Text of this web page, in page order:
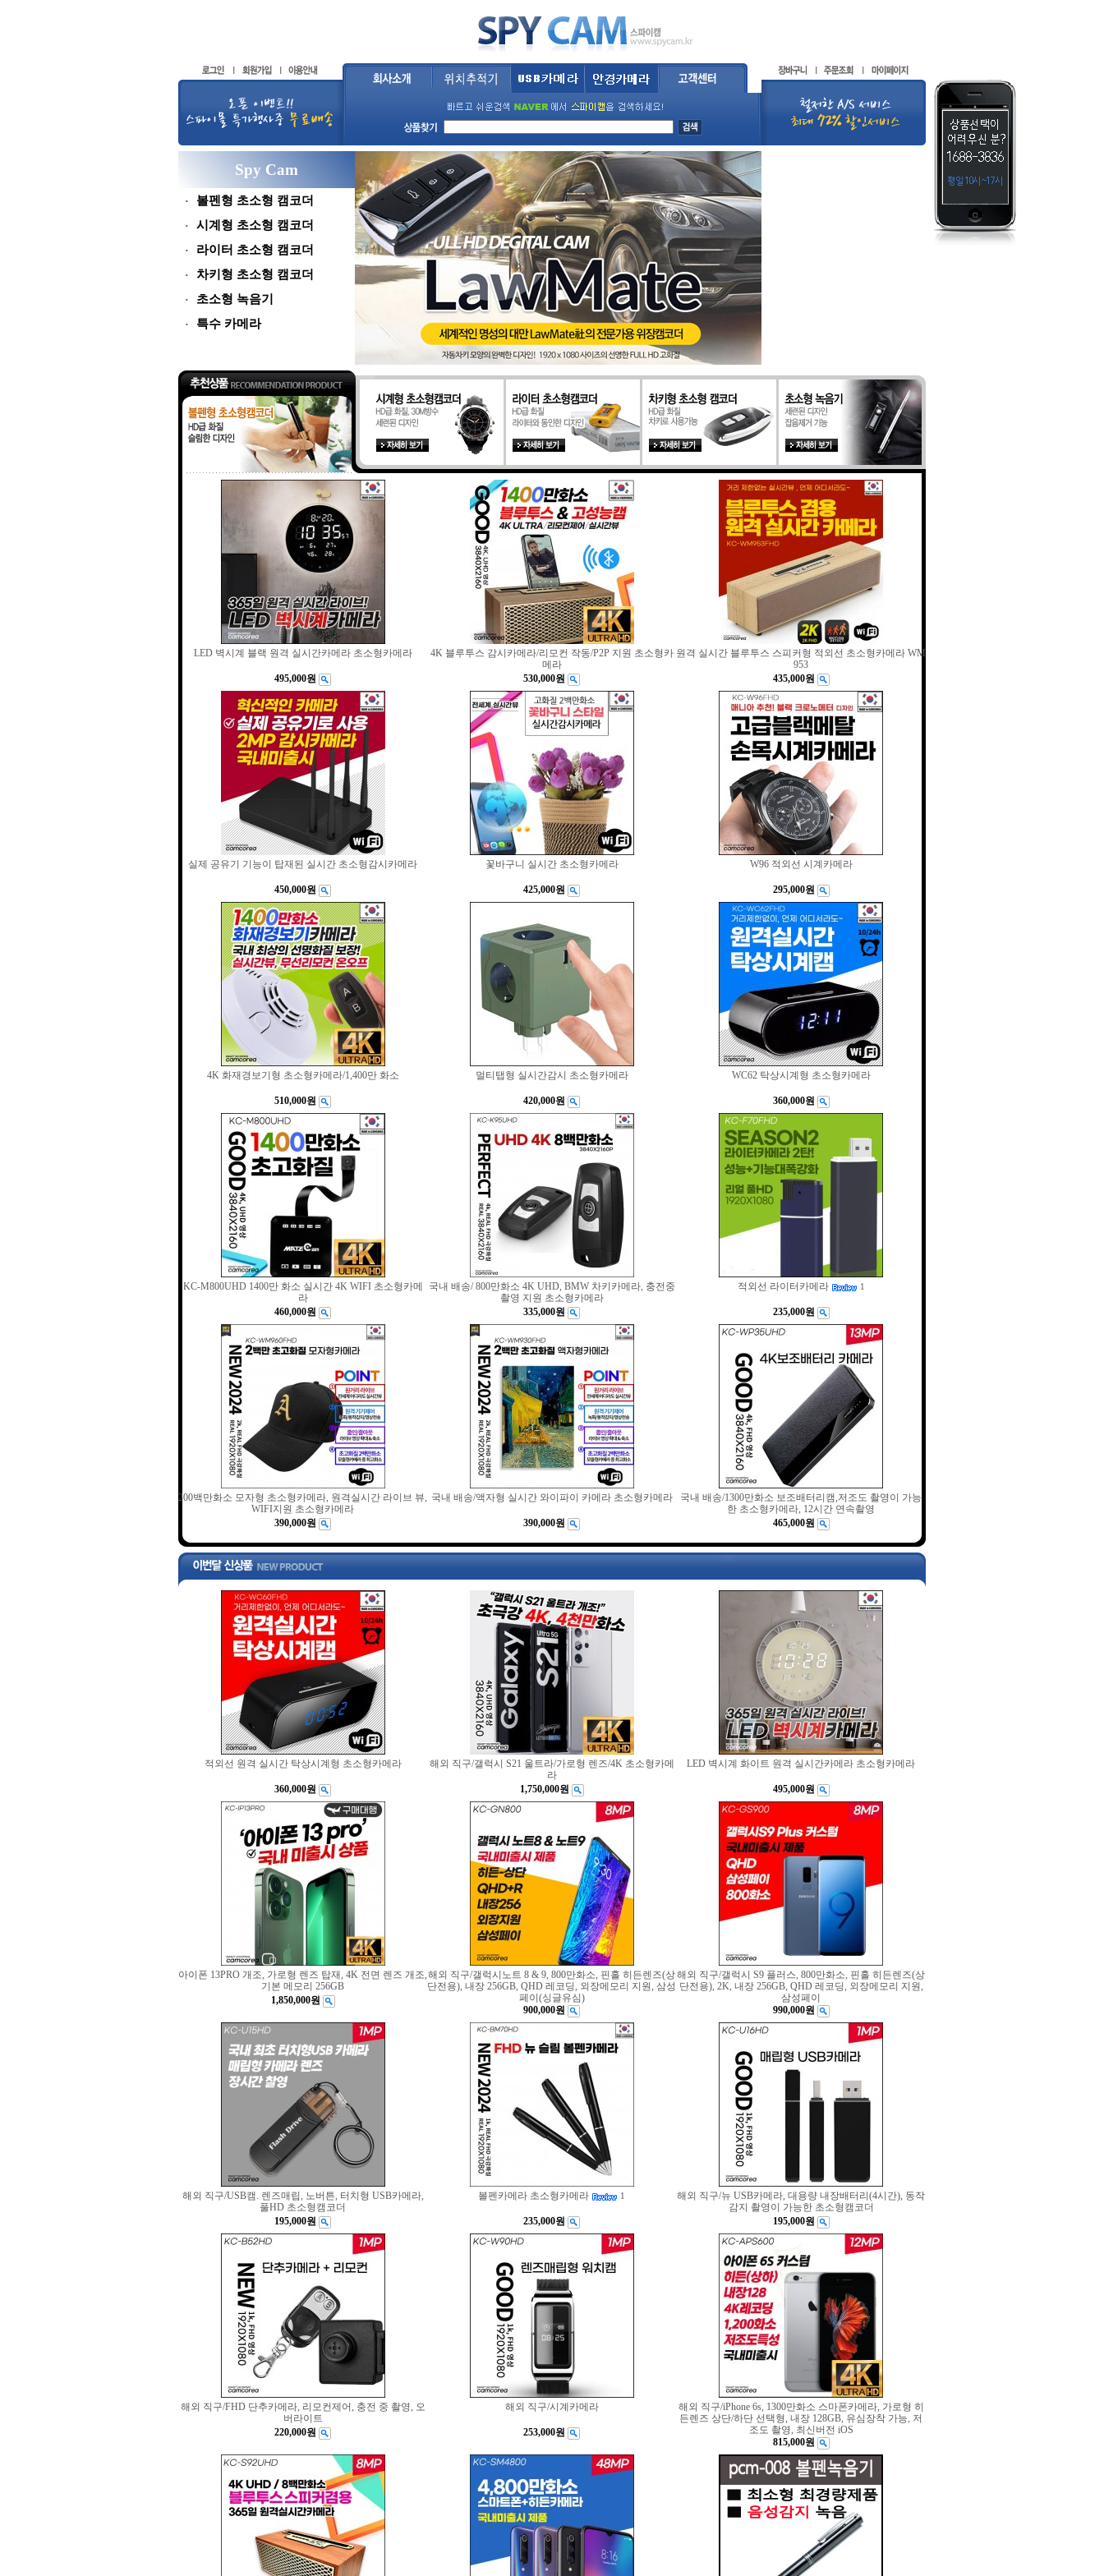
Spy Cam
볼펜형 초소형 캠코더
시계형 초소형 캠코더
라이터 초소형 캠코더
차키형 초소형 캠코더
초소형 녹음기
특수 카메라
LED 벽시계 블랙 원격 실시간카메라 초소형카메라
495,000원
4K 블루투스 감시카메라/리모컨 작동/P2P 지원 초소형카
메라
530,000원
원격 실시간 블루투스 스피커형 적외선 초소형카메라 WM
953
435,000원
실제 공유기 기능이 탑재된 실시간 초소형감시카메라
450,000원
꽃바구니 실시간 초소형카메라
425,000원
W96 적외선 시계카메라
295,000원
4K 화재경보기형 초소형카메라/1,400만 화소
510,000원
멀티탭형 실시간감시 초소형카메라
420,000원
WC62 탁상시계형 초소형카메라
360,000원
KC-M800UHD 1400만 화소 실시간 4K WIFI 초소형카메
라
460,000원
국내 배송/ 800만화소 4K UHD, BMW 차키카메라, 충전중
촬영 지원 초소형카메라
335,000원
적외선 라이터카메라 1
235,000원
200백만화소 모자형 초소형카메라, 원격실시간 라이브 뷰,
WIFI지원 초소형카메라
390,000원
국내 배송/액자형 실시간 와이파이 카메라 초소형카메라
390,000원
국내 배송/1300만화소 보조배터리캠,저조도 촬영이 가능
한 초소형카메라, 12시간 연속촬영
465,000원
적외선 원격 실시간 탁상시계형 초소형카메라
360,000원
해외 직구/갤럭시 S21 울트라/가로형 렌즈/4K 초소형카메
라
1,750,000원
LED 벽시계 화이트 원격 실시간카메라 초소형카메라
495,000원
아이폰 13PRO 개조, 가로형 렌즈 탑재, 4K 전면 렌즈 개조,
기본 메모리 256GB
1,850,000원
해외 직구/갤럭시노트 8 & 9, 800만화소, 핀홀 히든렌즈(상
단전용), 내장 256GB, QHD 레코딩, 외장메모리 지원, 삼성
페이(싱글유심)
900,000원
해외 직구/갤럭시 S9 플러스, 800만화소, 핀홀 히든렌즈(상
단전용), 2K, 내장 256GB, QHD 레코딩, 외장메모리 지원,
삼성페이
990,000원
해외 직구/USB캠. 렌즈매립, 노버튼, 터치형 USB카메라,
풀HD 초소형캠코더
195,000원
볼펜카메라 초소형카메라 1
235,000원
해외 직구/뉴 USB카메라, 대용량 내장배터리(4시간), 동작
감지 촬영이 가능한 초소형캠코더
195,000원
해외 직구/FHD 단추카메라, 리모컨제어, 충전 중 촬영, 오
버라이트
220,000원
해외 직구/시계카메라
253,000원
해외 직구/iPhone 6s, 1300만화소 스마폰카메라, 가로형 히
든렌즈 상단/하단 선택형, 내장 128GB, 유심장착 가능, 저
조도 촬영, 최신버전 iOS
815,000원